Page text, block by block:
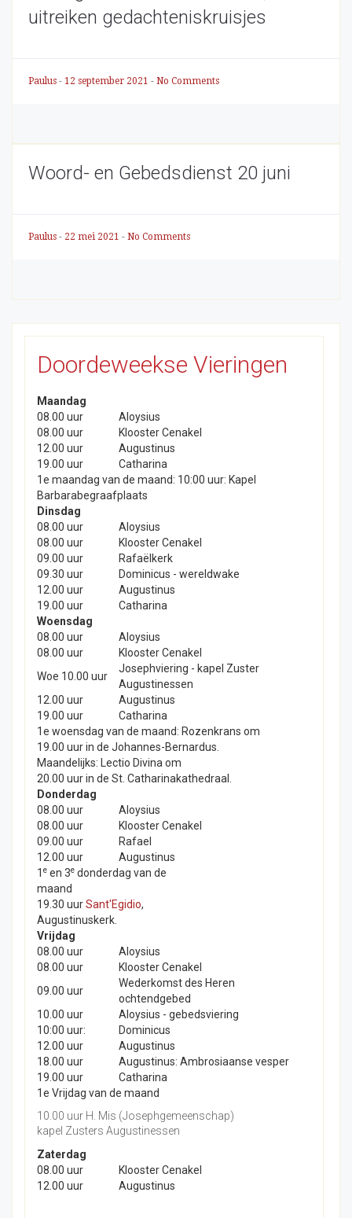
uitreiken gedachteniskruisjes
Paulus - 12 september 2021 - No Comments
Woord- en Gebedsdienst 20 juni
Paulus - 22 mei 2021 - No Comments
Doordeweekse Vieringen
Maandag
08.00 uur
Aloysius
08.00 uur
Klooster Cenakel
12.00 uur
Augustinus
19.00 uur
Catharina
1e maandag van de maand: 10:00 uur: Kapel
Barbarabegraafplaats
Dinsdag
08.00 uur
Aloysius
08.00 uur
Klooster Cenakel
09.00 uur
Rafaëlkerk
09.30 uur
Dominicus - wereldwake
12.00 uur
Augustinus
19.00 uur
Catharina
Woensdag
08.00 uur
Aloysius
08.00 uur
Klooster Cenakel
Woe 10.00 uur
Josephviering - kapel Zuster
Augustinessen
12.00 uur
Augustinus
19.00 uur
Catharina
1e woensdag van de maand: Rozenkrans om
19.00 uur in de Johannes-Bernardus.
Maandelijks: Lectio Divina om
20.00 uur in de St. Catharinakathedraal.
Donderdag
08.00 uur
Aloysius
08.00 uur
Klooster Cenakel
09.00 uur
Rafael
12.00 uur
Augustinus
1 e en 3e donderdag van de
maand
19.30 uurSant'Egidio,
Augustinuskerk.
Vrijdag
08.00 uur
Aloysius
08.00 uur
Klooster Cenakel
09.00 uur
Wederkomst des Heren
ochtendgebed
10.00 uur
Aloysius - gebedsviering
10:00 uur:
Dominicus
12.00 uur
Augustinus
18.00 uur
Augustinus: Ambrosiaanse vesper
19.00 uur
Catharina
1e Vrijdag van de maand
10.00 uur H. Mis (Josephgemeenschap)
kapel Zusters Augustinessen
Zaterdag
08.00 uur
Klooster Cenakel
12.00 uur
Augustinus